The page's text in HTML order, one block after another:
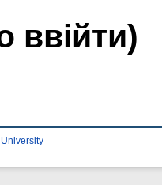
ввійти)